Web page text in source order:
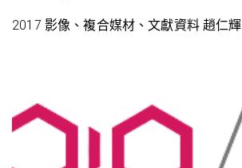
2017 影像、複合媒材、文獻資料 趙仁輝